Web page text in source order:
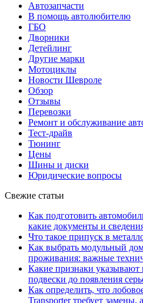
Автозапчасти
В помощь автолюбителю
ГБО
Дворники
Детейлинг
Другие марки
Мотоциклы
Новости Шевроле
Обзор
Отзывы
Перевозки
Ремонт и обслуживание
Тест-драйв
Тюнинг
Цены
Шины и диски
Юридические вопросы
Свежие статьи
Как подготовить
какие документы и
Что такое припуск в
Как выбрать модульный
проживания: важные
Какие признаки указывают
подвески до появления
Как определить, что
Transporter требует замены,